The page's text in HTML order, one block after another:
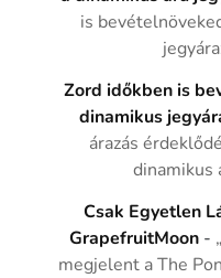
is
Zord időkben is
dinamikus
árazás
dinamikus
Csak Egyetlen
GrapefruitMoon -
megjelent a The